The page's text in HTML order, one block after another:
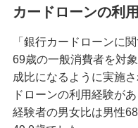
フリーローンとは
ット、注意点を解
無職でもお金の
でも借りられる手
カードローンの利
「銀行カードローンに
69歳の一般消費者を対
成比になるように実施
ドローンの利用経験が
経験者の男女比は男性